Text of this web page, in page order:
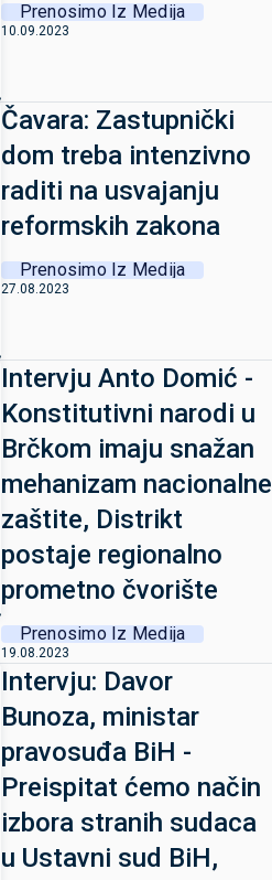
Prenosimo Iz Medija
10.09.2023
Čavara: Zastupnički
dom treba intenzivno
raditi na usvajanju
reformskih zakona
Prenosimo Iz Medija
27.08.2023
Intervju Anto Domić -
Konstitutivni narodi u
Brčkom imaju snažan
mehanizam nacionalne
zaštite, Distrikt
postaje regionalno
prometno čvorište
Prenosimo Iz Medija
19.08.2023
Intervju: Davor
Bunoza, ministar
pravosuđa BiH -
Preispitat ćemo način
izbora stranih sudaca
u Ustavni sud BiH,